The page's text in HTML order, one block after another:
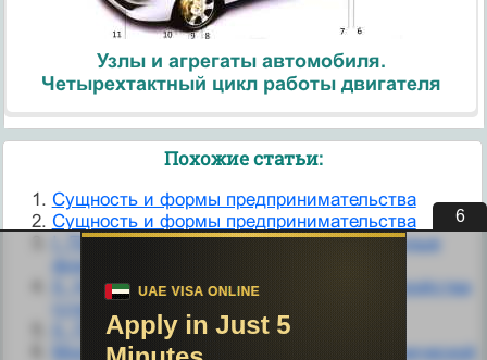
Узлы и агрегаты автомобиля.
Четырехтактный цикл работы двигателя
Похожие статьи:
Cущность и формы предпринимательства
Cущность и формы предпринимательства
I. Препараты, действующие на внеклеточные
формы вируса.
II. Непсихотические аффективные расстройства
(стертые формы МДП).
II. Приобретенные формы поведения.
Mod_rewrite (.htaccess) для выбора канонической
5